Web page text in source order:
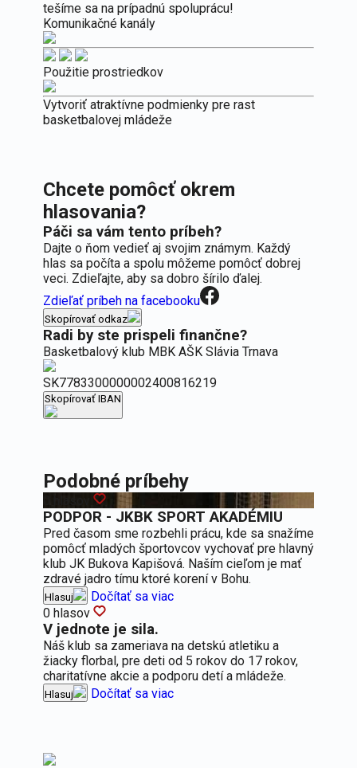
tešíme sa na prípadnú spoluprácu!
Komunikačné kanály
Použitie prostriedkov
Vytvoriť atraktívne podmienky pre rast
basketbalovej mládeže
Chcete pomôcť okrem
hlasovania?
Páči sa vám tento príbeh?
Dajte o ňom vedieť aj svojim známym. Každý
hlas sa počíta a spolu môžeme pomôcť dobrej
veci. Zdieľajte, aby sa dobro šírilo ďalej.
Zdieľať príbeh na facebooku
Skopírovať odkaz
Radi by ste prispeli finančne?
Basketbalový klub MBK AŠK Slávia Trnava
SK7783300000002400816219
Skopírovať IBAN
Podobné príbehy
PODPOR - JKBK SPORT AKADÉMIU
Pred časom sme rozbehli prácu, kde sa snažíme
pomôcť mladých športovcov vychovať pre hlavný
klub JK Bukova Kapišová. Naším cieľom je mať
zdravé jadro tímu ktoré korení v Bohu.
Hlasuj
Dočítať sa viac
0 hlasov
V jednote je sila.
Náš klub sa zameriava na detskú atletiku a
žiacky florbal, pre deti od 5 rokov do 17 rokov,
charitatívne akcie a podporu detí a mládeže.
Hlasuj Dočítať sa viac